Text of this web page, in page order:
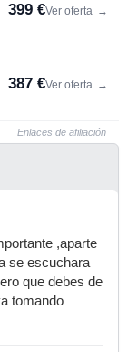
399 €Ver oferta →
387 €Ver oferta →
Enlaces de afiliación
,aparte
se escuchara
que debes de
tomando